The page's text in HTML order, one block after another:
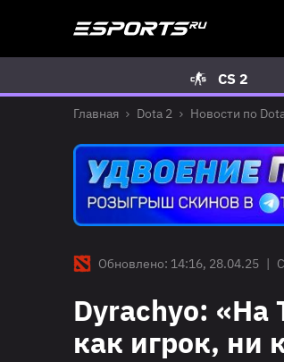
CS 2
Главная Dota 2 Новости по
Обновлено: 14:16, 28.04.25 |
Dyrachyo: «На
как игрок, ни